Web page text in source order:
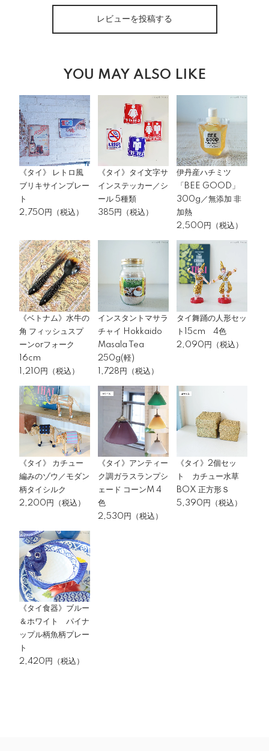
レビューを投稿する
YOU MAY ALSO LIKE
《タイ》 レトロ風
ブリキサインプレー
ト
2,750円（税込）
《タイ》タイ文字サ
インステッカー／シ
ール 5種類
385円（税込）
伊丹産ハチミツ
「BEE GOOD」
300g／無添加 非
加熱
2,500円（税込）
《ベトナム》水牛の
角 フィッシュスプ
ーンorフォーク
16cm
1,210円（税込）
インスタントマサラ
チャイ Hokkaido
Masala Tea
250g(軽)
1,728円（税込）
タイ舞踊の人形セッ
ト15cm 4色
2,090円（税込）
《タイ》 カチュー
編みのゾウ／モダン
柄タイシルク
2,200円（税込）
《タイ》アンティー
ク調ガラスランプシ
ェード コーンM 4
色
2,530円（税込）
《タイ》2個セッ
ト カチュー水草
BOX 正方形Ｓ
5,390円（税込）
《タイ食器》ブルー
＆ホワイト パイナ
ップル柄魚柄プレー
ト
2,420円（税込）